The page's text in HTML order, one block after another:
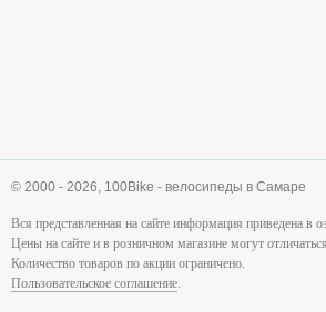
© 2000 - 2026, 100Bike - велосипеды в Самаре
Вся представленная на сайте информация приведена в
Цены на сайте и в розничном магазине могут
Количество товаров по акции ограничено.
Пользовательское соглашение.